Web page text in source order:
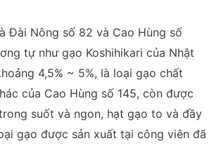
Đài Nông số 82 và Cao Hùng số
tự như gạo Koshihikari của Nhật
4,5% ~ 5%, là loại gạo chất
của Cao Hùng số 145, còn được
suốt và ngon, hạt gạo to và đầy
gạo được sản xuất tại công viên đã